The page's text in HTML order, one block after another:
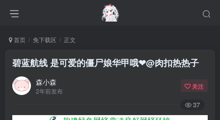
首页 免下载区 正文
碧蓝航线 是可爱的僵尸娘华甲哦❤@肉扣热热子
森小森
2年前发布
关注
37